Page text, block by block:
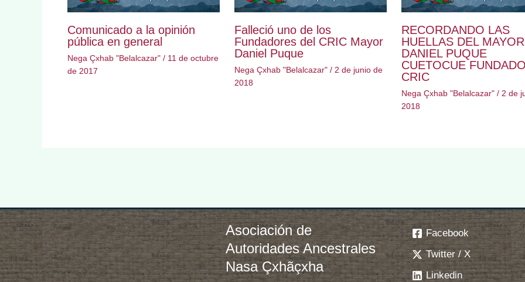
Comunicado a la opinión
pública en general
Nega Çxhab "Belalcazar"/ 11 de octubre
de 2017
Falleció uno de los
Fundadores del CRIC Mayor
Daniel Puque
Nega Çxhab "Belalcazar"/ 2 de junio de
2018
RECORDANDO LAS
HUELLAS DEL MAYOR
DANIEL PUQUE
CUETOCUE
CRIC
Nega Çxhab "Belalcazar"/ 2 de
2018
Asociación de
Autoridades Ancestrales
Nasa Çxhãçxha
Facebook
Twitter / X
Linkedin